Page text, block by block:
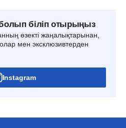
біліп отырыңыз
өзекті жаңалықтарынан,
мен эксклюзивтерден
Instagram